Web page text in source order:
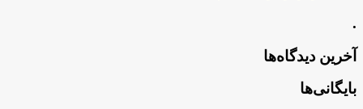
.
آخرین دیدگاه‌ها
بایگانی‌ها